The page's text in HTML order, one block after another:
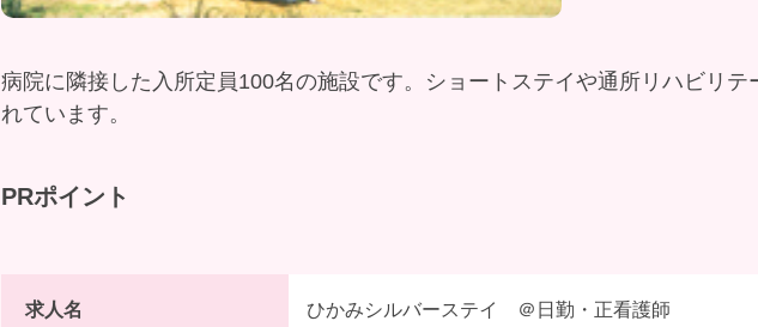
病院に隣接した入所定員100名の施設です。ショートステイや通所リハビリテ
れています。
PRポイント
求人名 ひかみシルバーステイ ＠日勤・正看護師